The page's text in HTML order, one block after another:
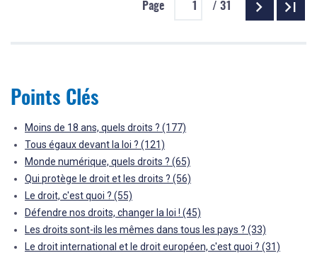
Page / 31
Points Clés
Moins de 18 ans, quels droits ? (177)
Tous égaux devant la loi ? (121)
Monde numérique, quels droits ? (65)
Qui protège le droit et les droits ? (56)
Le droit, c'est quoi ? (55)
Défendre nos droits, changer la loi ! (45)
Les droits sont-ils les mêmes dans tous les pays ? (33)
Le droit international et le droit européen, c'est quoi ? (31)